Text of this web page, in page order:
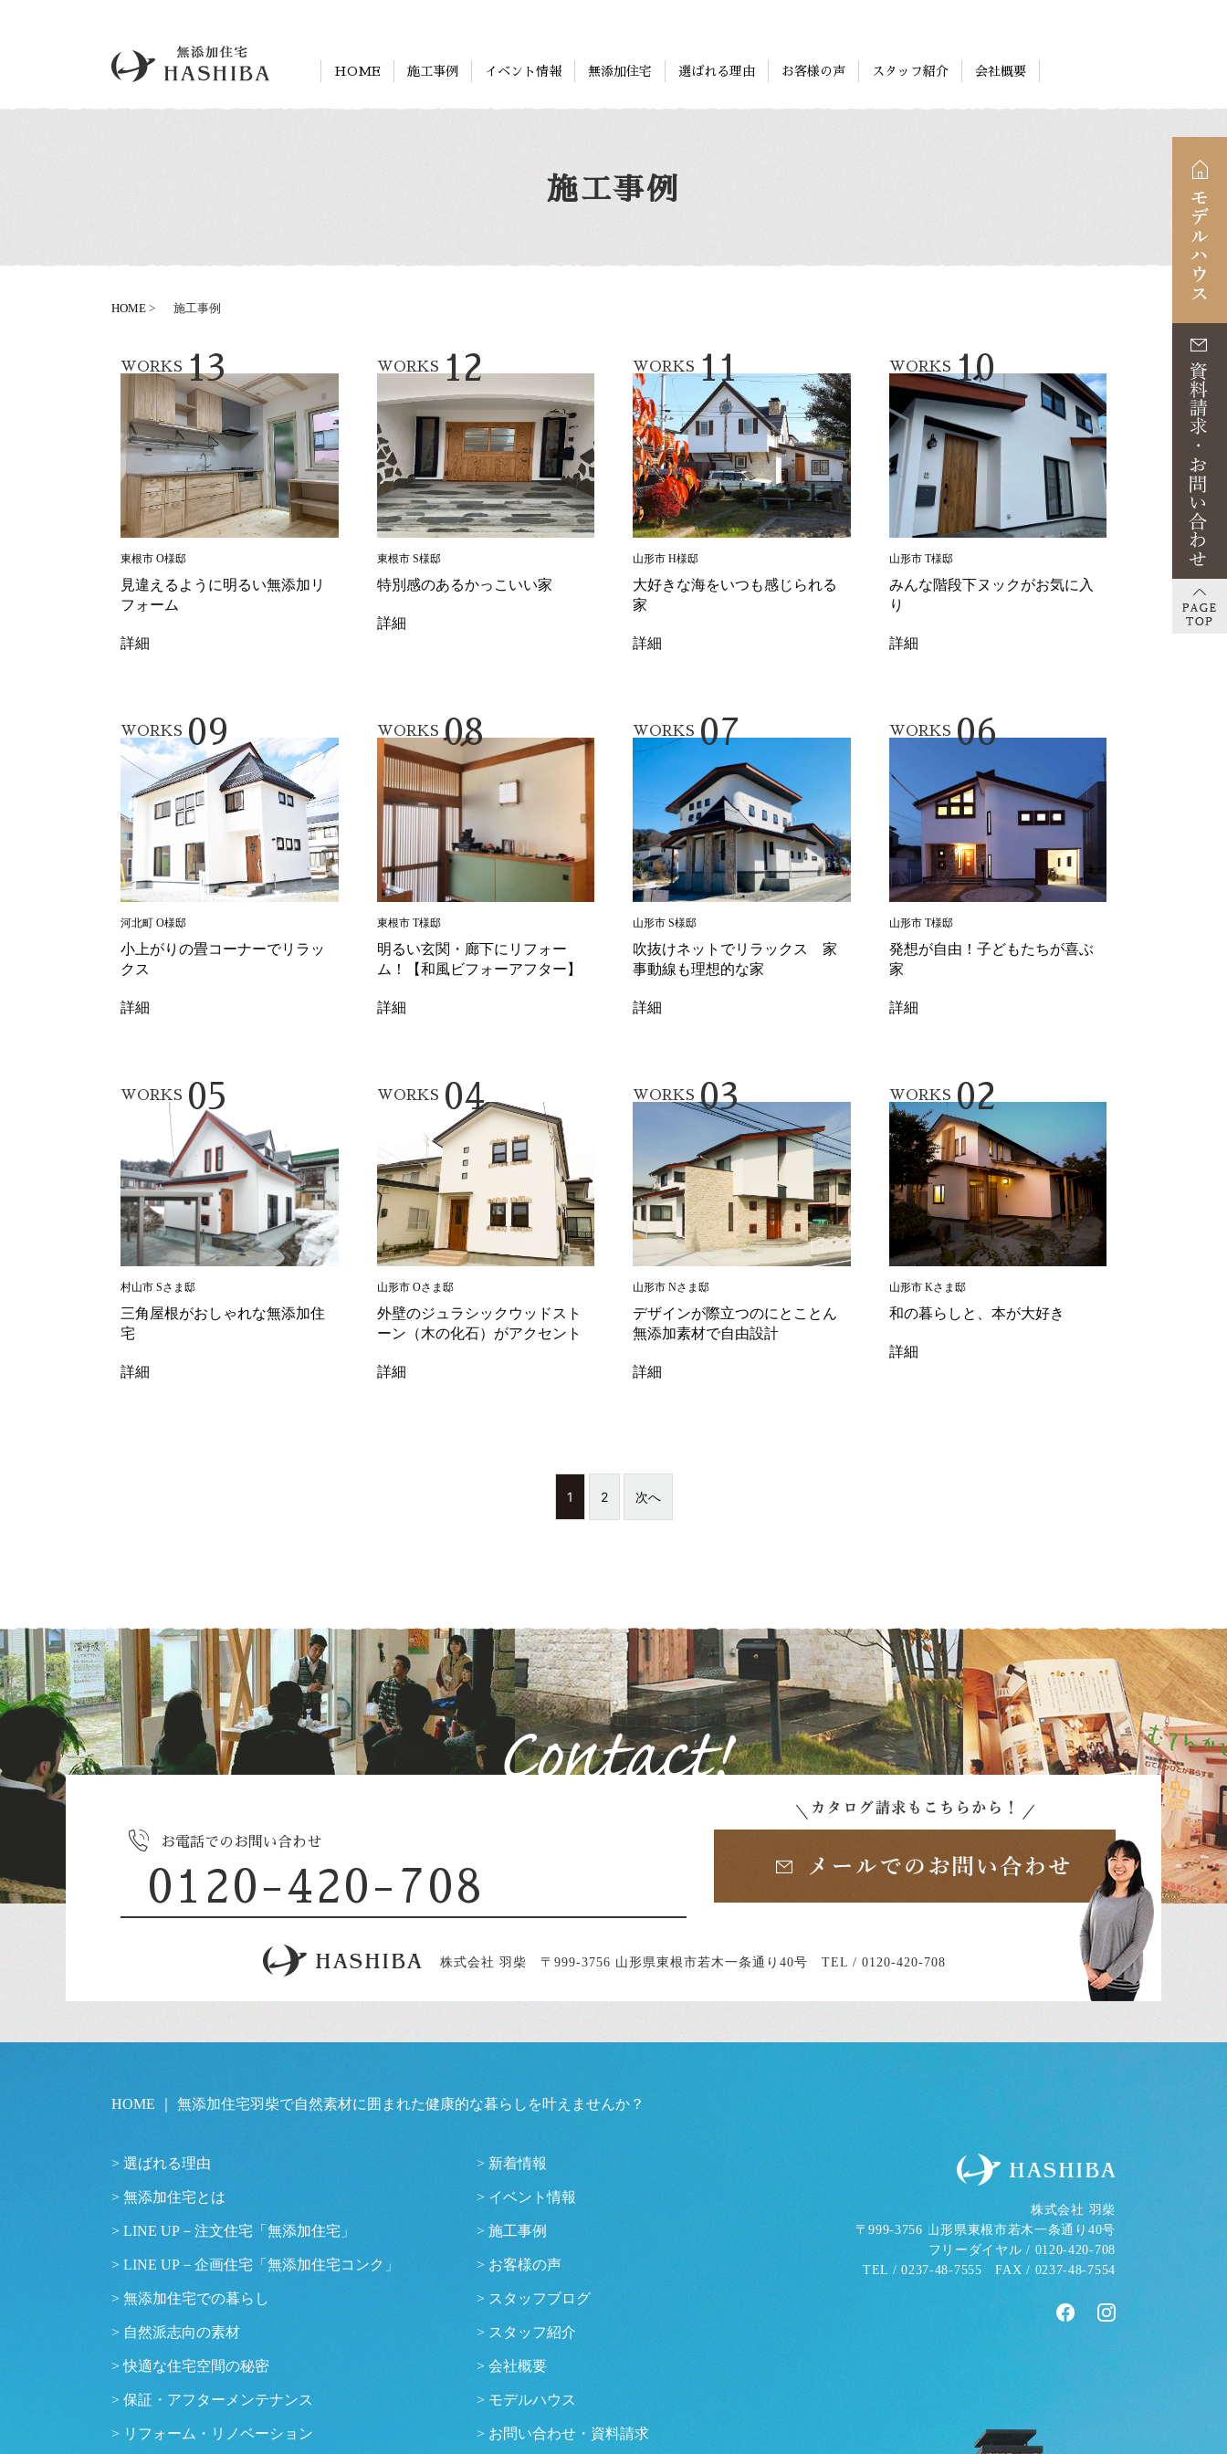
HOME 施工事例 イベント情報 無添加住宅 選ばれる理由 お客様の声 スタッフ紹介 会社概要
施工事例
施工事例
HOME 施工事例
WORKS 13
東根市 O様邸
見違えるように明るい無添加リ
フォーム
詳細
WORKS 12
東根市 S様邸
特別感のあるかっこいい家
詳細
WORKS 11
山形市 H様邸
大好きな海をいつも感じられる
家
詳細
WORKS 10
山形市 T様邸
みんな階段下ヌックがお気に入
り
詳細
WORKS 09
河北町 O様邸
小上がりの畳コーナーでリラッ
クス
詳細
WORKS 08
東根市 T様邸
明るい玄関・廊下にリフォー
ム！【和風ビフォーアフター】
詳細
WORKS 07
山形市 S様邸
吹抜けネットでリラックス 家
事動線も理想的な家
詳細
WORKS 06
山形市 T様邸
発想が自由！子どもたちが喜ぶ
家
詳細
WORKS 05
村山市 Sさま邸
三角屋根がおしゃれな無添加住
宅
詳細
WORKS 04
山形市 Oさま邸
外壁のジュラシックウッドスト
ーン（木の化石）がアクセント
詳細
WORKS 03
山形市 Nさま邸
デザインが際立つのにとことん
無添加素材で自由設計
詳細
WORKS 02
山形市 Kさま邸
和の暮らしと、本が大好き
詳細
1 2 次へ
お電話でのお問い合わせ
0120-420-708
株式会社 羽柴 〒999-3756 山形県東根市若木一条通り40号 TEL / 0120-420-708
HOME ｜ 無添加住宅羽柴で自然素材に囲まれた健康的な暮らしを叶えませんか？
選ばれる理由
無添加住宅とは
LINE UP－注文住宅「無添加住宅」
LINE UP－企画住宅「無添加住宅コンク」
無添加住宅での暮らし
自然派志向の素材
快適な住宅空間の秘密
保証・アフターメンテナンス
リフォーム・リノベーション
新着情報
イベント情報
施工事例
お客様の声
スタッフブログ
スタッフ紹介
会社概要
モデルハウス
お問い合わせ・資料請求
株式会社 羽柴
〒999-3756 山形県東根市若木一条通り40号
フリーダイヤル / 0120-420-708
TEL /0237-48-7555 FAX / 0237-48-7554